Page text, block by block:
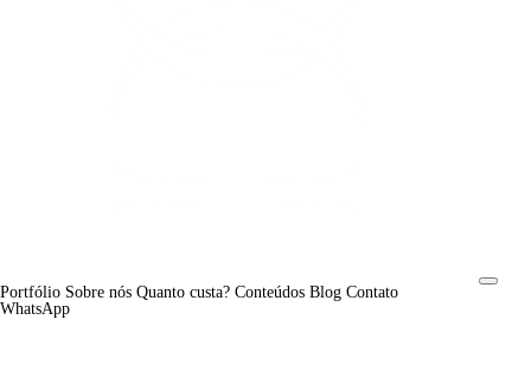
Portfólio Sobre nós Quanto custa? Conteúdos Blog Contato
WhatsApp